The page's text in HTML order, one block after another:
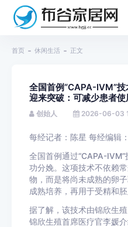
首页 休闲生活 正文
全国首例“CAPA-IVM”
迎来突破：可减少患者
创始人 2026-06-03
每经记者：陈星 每经编辑
全国首例通过“CAPA-
功分娩。这项技术不依赖
物，而是将尚未成熟的卵
成熟培养，再用于受精和胚
据了解，该技术由锦欣生
锦欣生殖首席医疗官李媛